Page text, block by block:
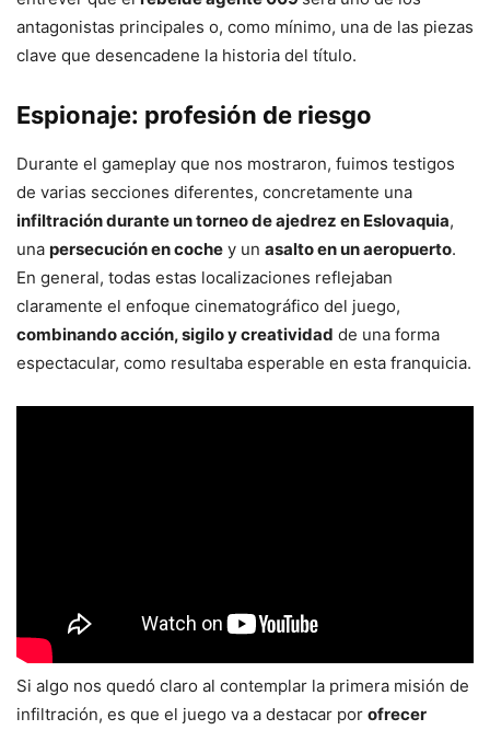
antagonistas principales o, como mínimo, una de las piezas
clave que desencadene la historia del título.
Espionaje: profesión de riesgo
Durante el gameplay que nos mostraron, fuimos testigos
de varias secciones diferentes, concretamente una
infiltración durante un torneo de ajedrez en Eslovaquia,
una persecución en coche y un asalto en un aeropuerto.
En general, todas estas localizaciones reflejaban
claramente el enfoque cinematográfico del juego,
combinando acción, sigilo y creatividad de una forma
espectacular, como resultaba esperable en esta franquicia.
Si algo nos quedó claro al contemplar la primera misión de
infiltración, es que el juego va a destacar por ofrecer